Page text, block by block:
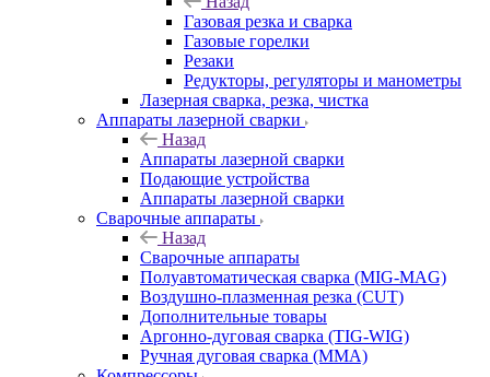
Газовая резка и сварка
Газовые горелки
Резаки
Редукторы, регуляторы и манометры
Лазерная сварка, резка, чистка
Аппараты лазерной сварки
Назад
Аппараты лазерной сварки
Подающие устройства
Аппараты лазерной сварки
Сварочные аппараты
Назад
Сварочные аппараты
Полуавтоматическая сварка (MIG-MAG)
Воздушно-плазменная резка (CUT)
Дополнительные товары
Аргонно-дуговая сварка (TIG-WIG)
Ручная дуговая сварка (MMA)